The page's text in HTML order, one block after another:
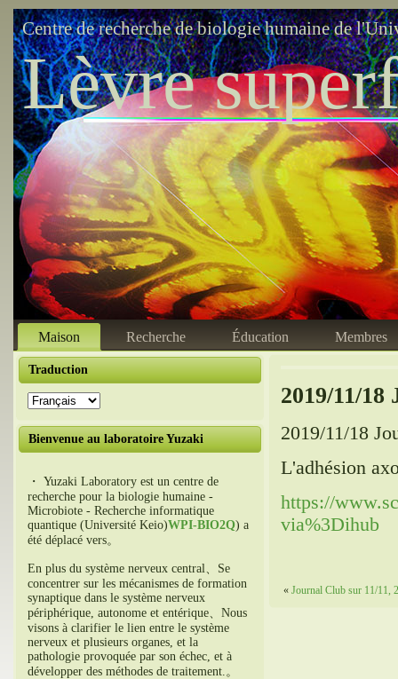
Centre de recherche de biologie humaine de
Lèvre
Maison Recherche Éducation Membres
Traduction
Bienvenue au laboratoire Yuzaki
・ Yuzaki Laboratory est un centre de
recherche pour la biologie humaine -
Microbiote - Recherche informatique
quantique (Université Keio)WPI-BIO2Q) a
été déplacé vers。
En plus du système nerveux central、Se
concentrer sur les mécanismes de formation
synaptique dans le système nerveux
périphérique, autonome et entérique、Nous
visons à clarifier le lien entre le système
nerveux et plusieurs organes, et la
pathologie provoquée par son échec, et à
développer des méthodes de traitement.。
2019/11/
2019/11/18
L'adhésion
https://
via%3Dihub
« Journal Club sur 11/11,